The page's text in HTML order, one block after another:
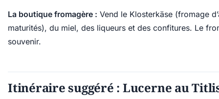
La boutique fromagère : Vend le Klosterkäse (fromage
maturités), du miel, des liqueurs et des confitures. Le
souvenir.
Itinéraire suggéré : Lucerne au